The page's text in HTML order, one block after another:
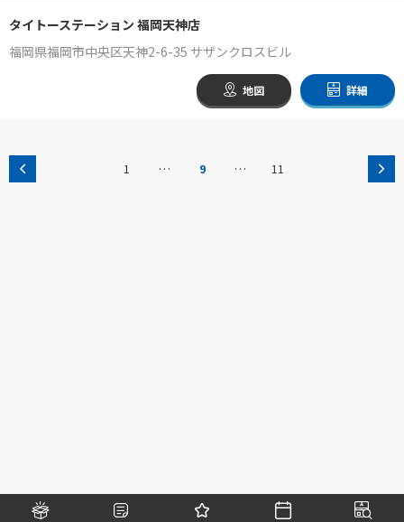
タイトーステーション 福岡天神店
福岡県福岡市中央区天神2-6-35 サザンクロスビル
地図 詳細
1 … 9 … 11